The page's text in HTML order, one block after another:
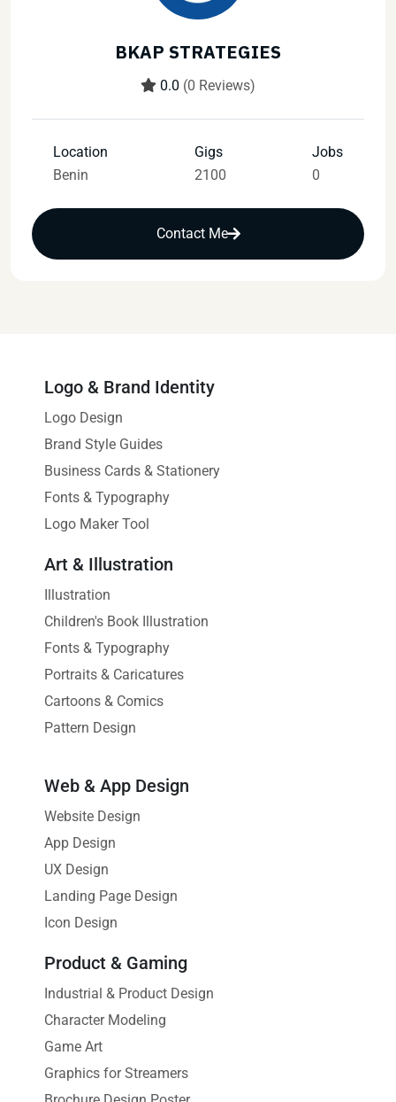
BKAP STRATEGIES
0.0 (0 Reviews)
Location
Benin
Gigs
2100
Jobs
0
Contact Me
Logo & Brand Identity
Logo Design
Brand Style Guides
Business Cards & Stationery
Fonts & Typography
Logo Maker Tool
Art & Illustration
Illustration
Children's Book Illustration
Fonts & Typography
Portraits & Caricatures
Cartoons & Comics
Pattern Design
Web & App Design
Website Design
App Design
UX Design
Landing Page Design
Icon Design
Product & Gaming
Industrial & Product Design
Character Modeling
Game Art
Graphics for Streamers